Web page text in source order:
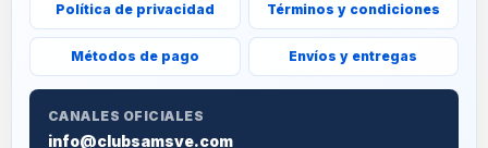
Política de privacidad Términos y condiciones
Métodos de pago Envíos y entregas
CANALES OFICIALES
info@clubsamsve.com